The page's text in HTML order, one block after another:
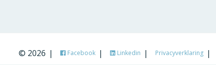
© 2026 Facebook Linkedin Privacyverklaring